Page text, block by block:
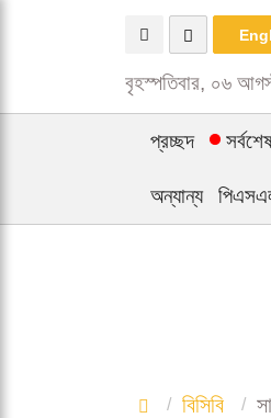
বৃহস্পতিবার, ০৬
প্রচ্ছদ সর্বশেষ
অন্যান্য
বিসিবি